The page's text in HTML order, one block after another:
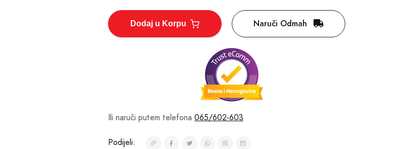
Dodaj u Korpu Naruči Odmah
Ili naruči putem telefona 065/602-603
Podijeli: